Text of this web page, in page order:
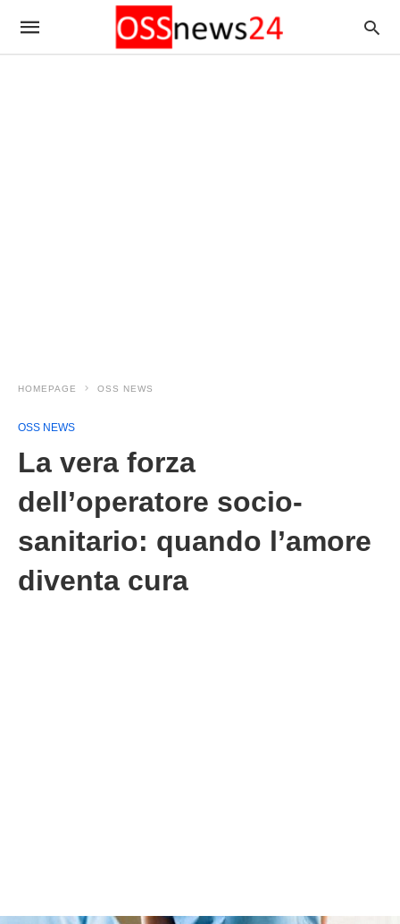
HOMEPAGE OSS NEWS
OSS NEWS
La vera forza
dell’operatore socio-
sanitario: quando l’amore
diventa cura